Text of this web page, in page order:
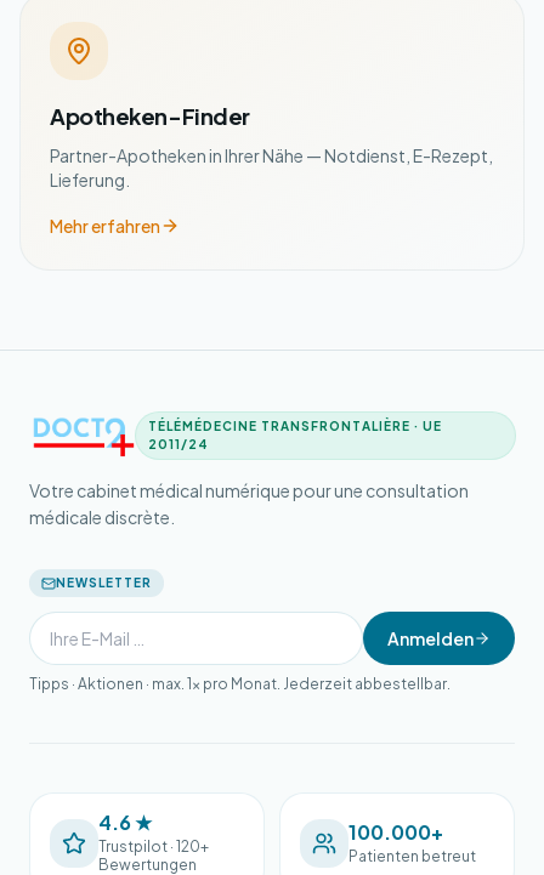
Apotheken-Finder
Partner-Apotheken in Ihrer Nähe — Notdienst, E-Rezept,
Lieferung.
Mehr erfahren
TÉLÉMÉDECINE TRANSFRONTALIÈRE · UE
2011/24
Votre cabinet médical numérique pour une consultation
médicale discrète.
NEWSLETTER
Anmelden
Tipps · Aktionen · max. 1× pro Monat. Jederzeit abbestellbar.
4.6 ★
Trustpilot · 120+
Bewertungen
100.000+
Patienten betreut